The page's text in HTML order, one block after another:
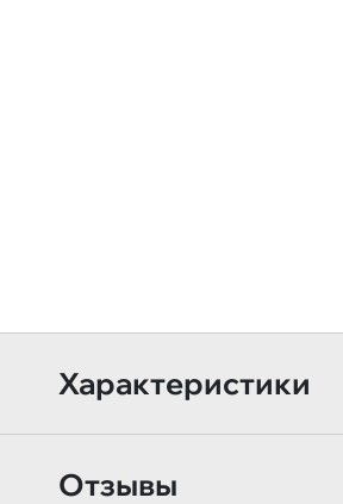
Характеристики
Отзывы